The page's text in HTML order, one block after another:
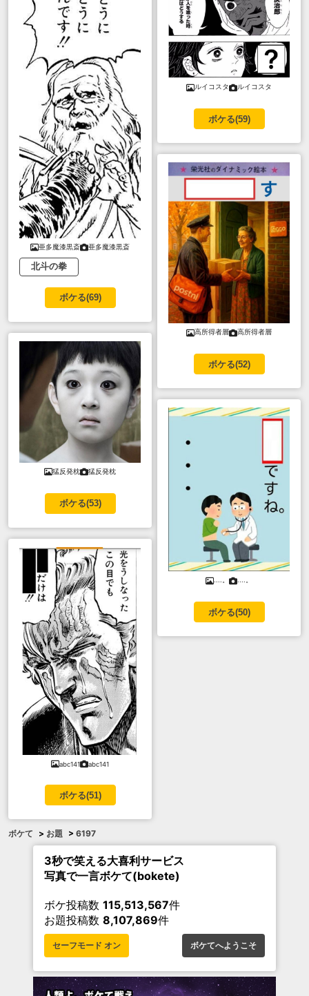
亜多魔漆黒斎 亜多魔漆黒斎
北斗の拳
ボケる(69)
猛反発枕 猛反発枕
ボケる(53)
abc141 abc141
ボケる(51)
ルイコスタ ルイコスタ
ボケる(59)
高所得者層 高所得者層
ボケる(52)
ボケる(50)
ボケて > お題 > 6197
3秒で笑える大喜利サービス
写真で一言ボケて(bokete)
ボケ投稿数 115,513,567件
お題投稿数 8,107,869件
セーフモード オン ボケてへようこそ